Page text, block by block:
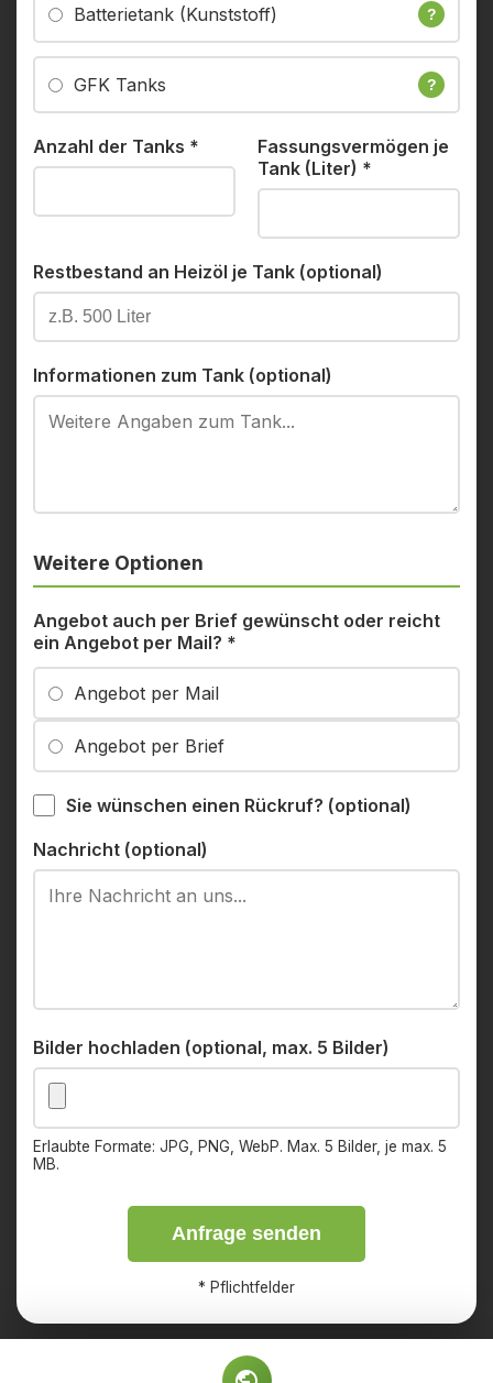
Batterietank (Kunststoff) ?
GFK Tanks ?
Anzahl der Tanks *
Fassungsvermögen je
Tank (Liter) *
Restbestand an Heizöl je Tank (optional)
Informationen zum Tank (optional)
Weitere Optionen
Angebot auch per Brief gewünscht oder reicht
ein Angebot per Mail? *
Angebot per Mail
Angebot per Brief
Sie wünschen einen Rückruf? (optional)
Nachricht (optional)
Bilder hochladen (optional, max. 5 Bilder)
Erlaubte Formate: JPG, PNG, WebP. Max. 5 Bilder, je max. 5
MB.
Anfrage senden
* Pflichtfelder